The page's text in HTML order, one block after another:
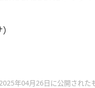
年04月26日に公開された